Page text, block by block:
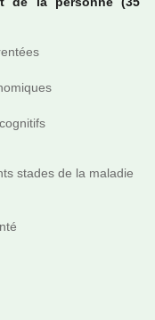
stades de la mala­die